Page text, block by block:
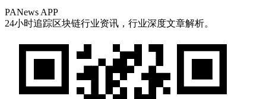
PANews APP
24小时追踪区块链行业资讯，行业深度文章解析。